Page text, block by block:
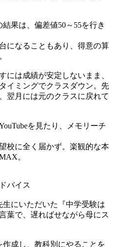
果は、偏差値50～55を行き
になることもあり、得意の算
には成績が安定しないまま、
イミングでクラスダウン。先
翌月には元のクラスに戻れて
を見たり、メモリーチ
校に全く届かず。楽観的な本
。
バイス
にいただいた『中学受験は
葉で、遅ればせながら母にス
成し、教科別にやることを